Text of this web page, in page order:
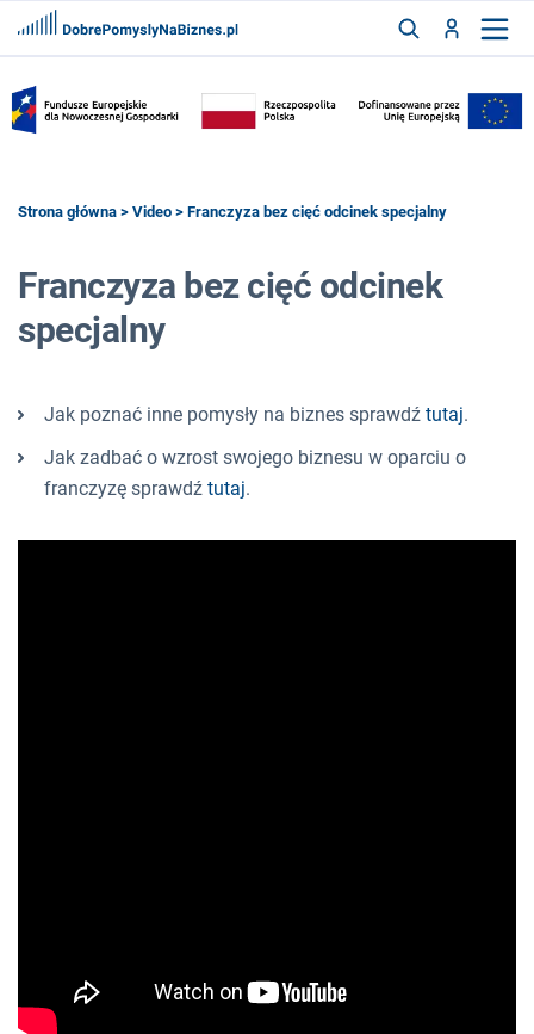
ZALOGUJ
FRANCZYZY
Strona główna > Video > Franczyza bez cięć odcinek specjalny
Franczyza bez cięć odcinek
specjalny
Jak poznać inne pomysły na biznes sprawdź tutaj.
Jak zadbać o wzrost swojego biznesu w oparciu o
franczyzę sprawdź tutaj.